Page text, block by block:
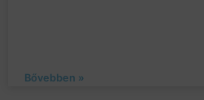
Bővebben »